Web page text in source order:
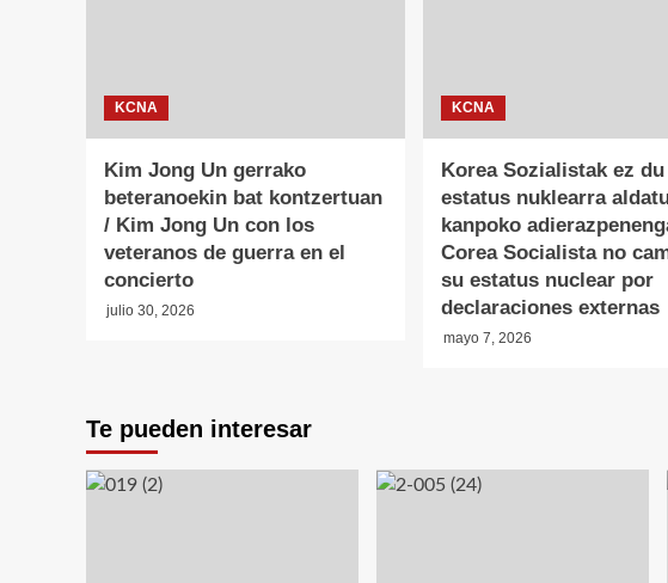
KCNA
Kim Jong Un gerrako
beteranoekin bat kontzertuan
/ Kim Jong Un con los
veteranos de guerra en el
concierto
julio 30, 2026
KCNA
Korea Sozialistak ez
estatus nuklearra
kanpoko
Corea Socialista no
su estatus nuclear por
declaraciones externas
mayo 7, 2026
Te pueden interesar